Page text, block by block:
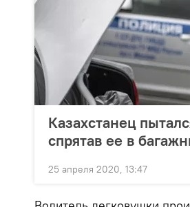
Казахстанец
спрятав ее в
25 апреля 2020, 13:47